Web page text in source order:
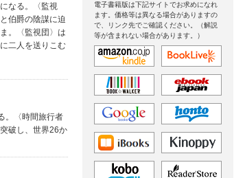
電子書籍版は下記サイトでお求めになれ
ます。価格等は異なる場合がありますの
で、リンク先でご確認ください。（解説
等が含まれない場合があります。）
なる。〈監視
伯爵の陰謀に迫
。〈監視団〉は
二人を送りこむ
。〈時間旅行者
破し、世界26か